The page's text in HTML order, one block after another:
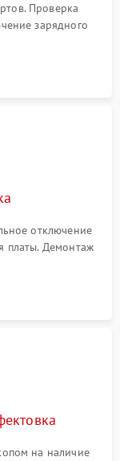
Проверка
зарядного
с помощью
проблемы.
отключение
платы. Демонтаж
чипов.
на наличие